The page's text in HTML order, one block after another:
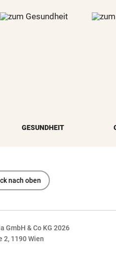
GESUNDHEIT
nach oben
GmbH & Co KG 2026
2, 1190 Wien